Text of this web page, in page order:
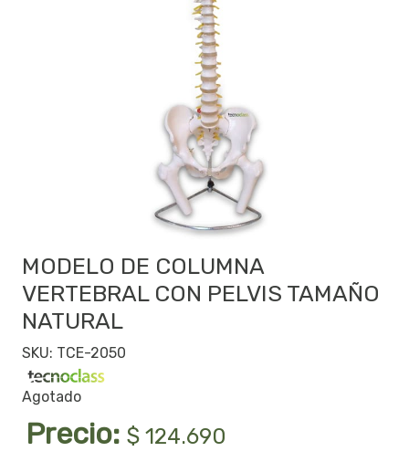
MODELO DE COLUMNA
VERTEBRAL CON PELVIS TAMAÑO
NATURAL
SKU: TCE-2050
Agotado
Precio: $ 124.690